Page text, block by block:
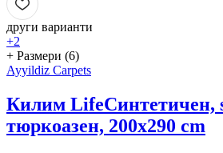
други варианти
+2
+ Размери (6)
Ayyildiz Carpets
Килим LifeСинтетичен,
тюркоазен, 200x290 cm